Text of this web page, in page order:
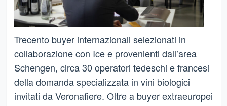
Trecento buyer internazionali selezionati in
collaborazione con Ice e provenienti dall’area
Schengen, circa 30 operatori tedeschi e francesi
della domanda specializzata in vini biologici
invitati da Veronafiere. Oltre a buyer extraeuropei